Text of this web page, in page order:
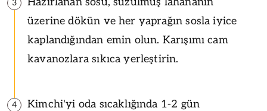
3
üzerine dökün ve her yaprağın sosla iyice
kaplandığından emin olun. Karışımı cam
kavanozlara sıkıca yerleştirin.
4
Kimchi'yi oda sıcaklığında 1-2 gün